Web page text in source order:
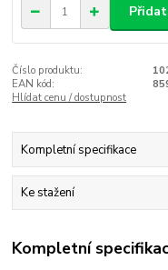
Číslo produktu:
EAN kód:
Hlídat cenu / dostupnost
Kompletní specifikace
Ke stažení
Kompletní